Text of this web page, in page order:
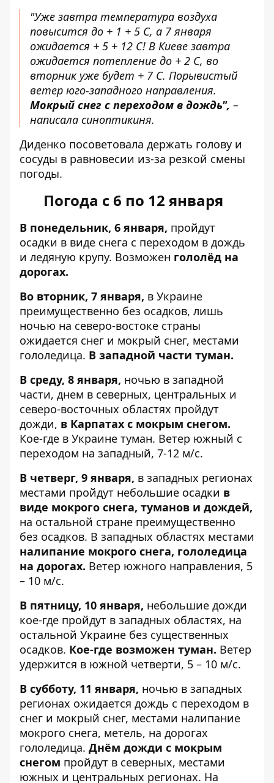
"Уже завтра температура воздуха
повысится до + 1 + 5 С, а 7 января
ожидается + 5 + 12 С! В Киеве завтра
ожидается потепление до + 2 С, во
вторник уже будет + 7 С. Порывистый
ветер юго-западного направления.
Мокрый снег с переходом в дождь", –
написала синоптикиня.
Диденко посоветовала держать голову и
сосуды в равновесии из-за резкой смены
погоды.
Погода с 6 по 12 января
В понедельник, 6 января, пройдут
осадки в виде снега с переходом в дождь
и ледяную крупу. Возможен гололёд на
дорогах.
Во вторник, 7 января, в Украине
преимущественно без осадков, лишь
ночью на северо-востоке страны
ожидается снег и мокрый снег, местами
гололедица. В западной части туман.
В среду, 8 января, ночью в западной
части, днем ​​в северных, центральных и
северо-восточных областях пройдут
дожди, в Карпатах с мокрым снегом.
Кое-где в Украине туман. Ветер южный с
переходом на западный, 7-12 м/с.
В четверг, 9 января, в западных регионах
местами пройдут небольшие осадки в
виде мокрого снега, туманов и дождей,
на остальной стране преимущественно
без осадков. В западных областях местами
налипание мокрого снега, гололедица
на дорогах. Ветер южного направления, 5
– 10 м/с.
В пятницу, 10 января, небольшие дожди
кое-где пройдут в западных областях, на
остальной Украине без существенных
осадков. Кое-где возможен туман. Ветер
удержится в южной четверти, 5 – 10 м/с.
В субботу, 11 января, ночью в западных
регионах ожидается дождь с переходом в
снег и мокрый снег, местами налипание
мокрого снега, метель, на дорогах
гололедица. Днём дожди с мокрым
снегом пройдут в северных, местами
южных и центральных регионах. На